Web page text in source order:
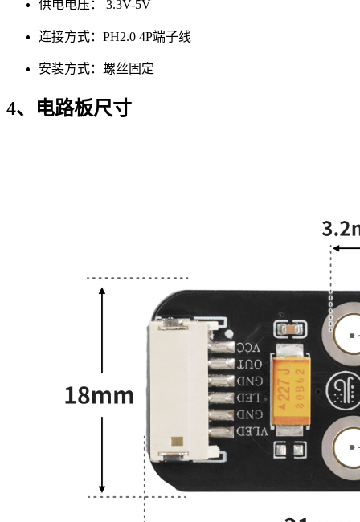
供电电压： 3.3V-5V
连接方式：PH2.0 4P端子线
安装方式：螺丝固定
4、电路板尺寸